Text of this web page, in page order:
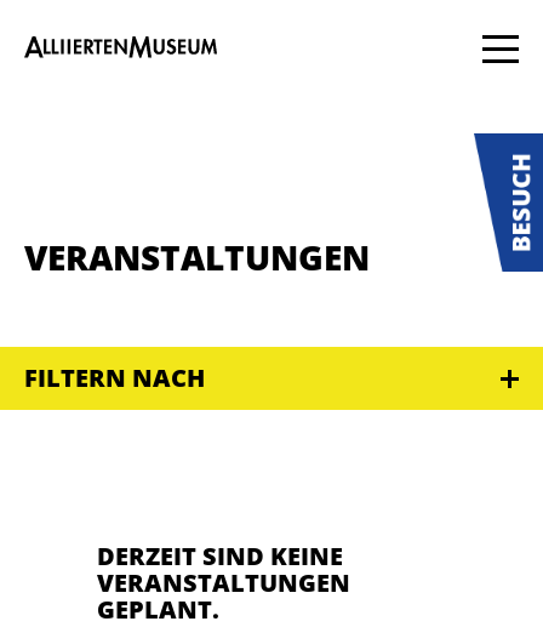
VERANSTALTUNGEN
FILTERN NACH
DERZEIT SIND KEINE
VERANSTALTUNGEN
GEPLANT.